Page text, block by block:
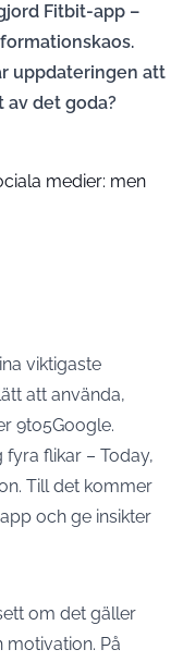
Fitbit-app –
uppdateringen att
av det goda?
medier: men
viktigaste
att använda,
9to5Google.
flikar – Today,
Till det kommer
och ge insikter
om det gäller
motivation. På